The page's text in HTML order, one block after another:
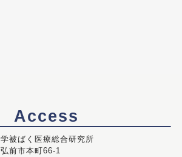
Access
被ばく医療総合研究所
前市本町66-1